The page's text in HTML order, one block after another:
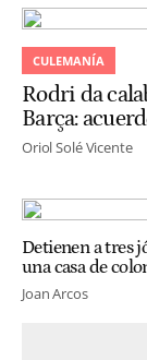
CULEMANÍA
Rodri da
Barça:
Oriol Solé Vicente
Detienen a tres
una casa de
Joan Arcos